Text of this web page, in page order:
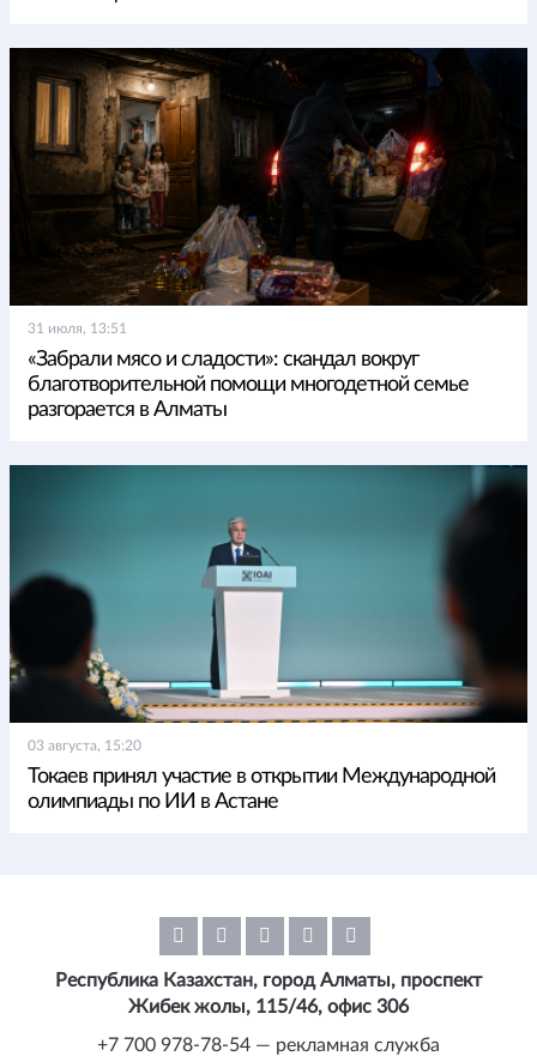
31 июля, 13:51
«Забрали мясо и сладости»: скандал вокруг
благотворительной помощи многодетной семье
разгорается в Алматы
03 августа, 15:20
Токаев принял участие в открытии Международной
олимпиады по ИИ в Астане
Республика Казахстан, город Алматы, проспект
Жибек жолы, 115/46, офис 306
+7 700 978-78-54 — рекламная служба